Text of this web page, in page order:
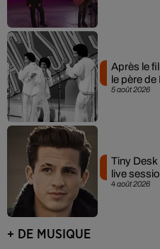
5 août 2026
Après le
le père
4 août 2026
Tiny Desk
live
+ DE MUSIQUE